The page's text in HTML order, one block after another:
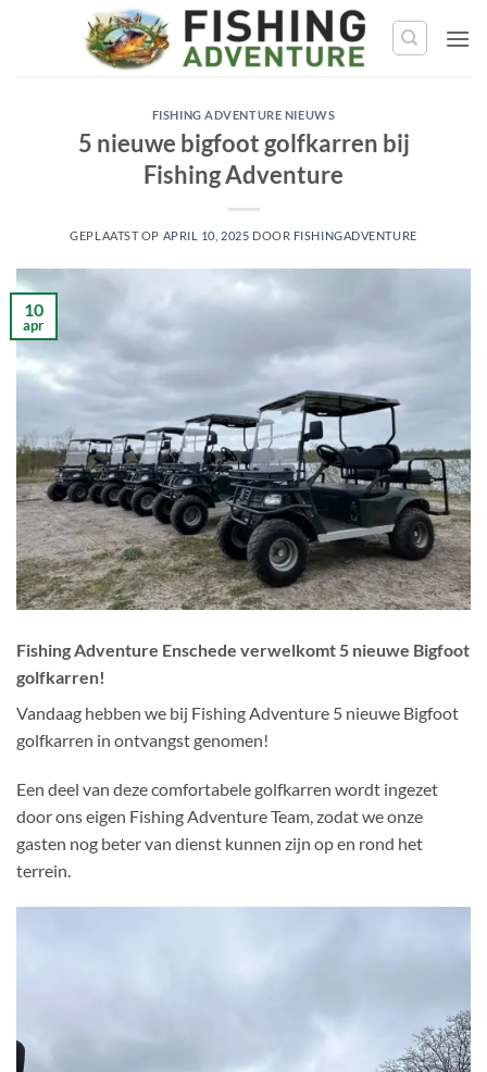
FISHING ADVENTURE NIEUWS
5 nieuwe bigfoot golfkarren bij
Fishing Adventure
GEPLAATST OP APRIL 10, 2025 DOOR FISHINGADVENTURE
10
apr
Fishing Adventure Enschede verwelkomt 5 nieuwe Bigfoot
golfkarren!
Vandaag hebben we bij Fishing Adventure 5 nieuwe Bigfoot
golfkarren in ontvangst genomen!
Een deel van deze comfortabele golfkarren wordt ingezet
door ons eigen Fishing Adventure Team, zodat we onze
gasten nog beter van dienst kunnen zijn op en rond het
terrein.